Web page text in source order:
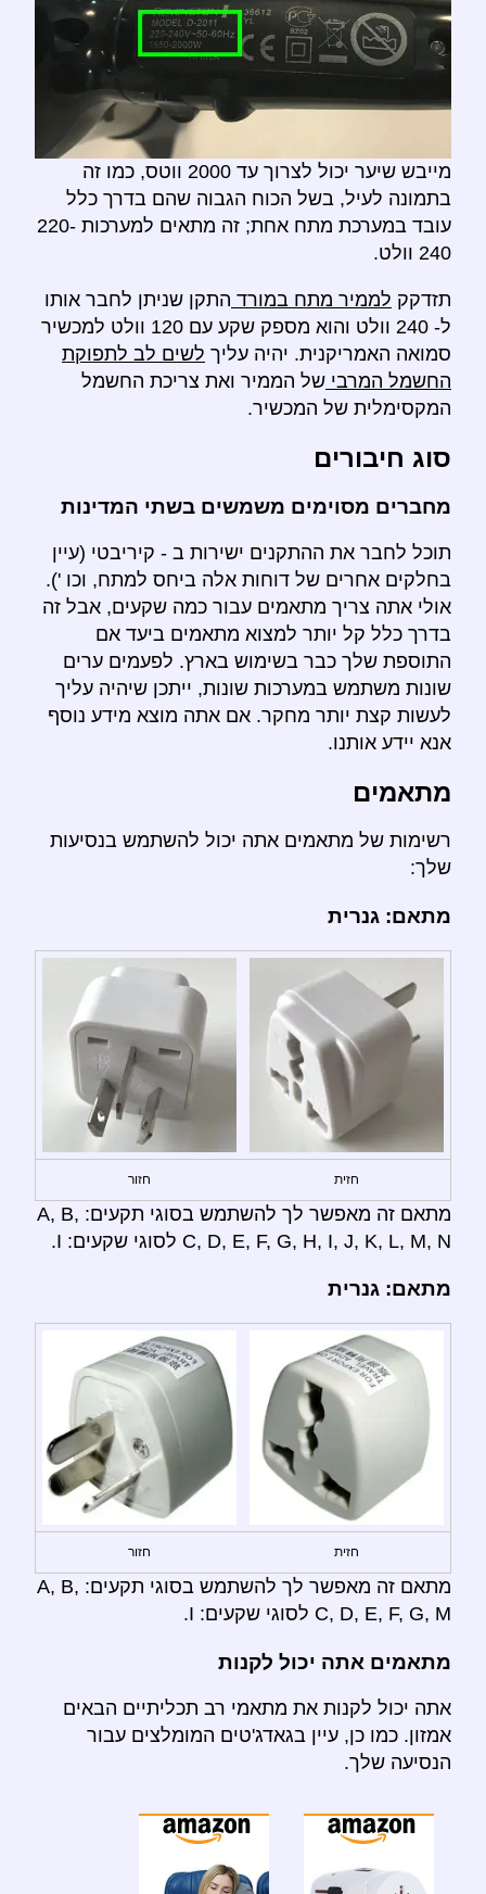
מייבש שיער יכול לצרוך עד 2000 ווטס, כמו זה
בתמונה לעיל, בשל הכוח הגבוה שהם בדרך כלל
עובד במערכת מתח אחת; זה מתאים למערכות 220-
240 וולט.
תזדקק לממיר מתח במורד התקן שניתן לחבר אותו
ל- 240 וולט והוא מספק שקע עם 120 וולט למכשיר
סמואה האמריקנית. יהיה עליך לשים לב לתפוקת
החשמל המרבי של הממיר ואת צריכת החשמל
המקסימלית של המכשיר.
סוג חיבורים
מחברים מסוימים משמשים בשתי המדינות
תוכל לחבר את ההתקנים ישירות ב - קיריבטי (עיין
בחלקים אחרים של דוחות אלה ביחס למתח, וכו ').
אולי אתה צריך מתאמים עבור כמה שקעים, אבל זה
בדרך כלל קל יותר למצוא מתאמים ביעד אם
התוספת שלך כבר בשימוש בארץ. לפעמים ערים
שונות משתמש במערכות שונות, ייתכן שיהיה עליך
לעשות קצת יותר מחקר. אם אתה מוצא מידע נוסף
אנא יידע אותנו.
מתאמים
רשימות של מתאמים אתה יכול להשתמש בנסיעות
שלך:
מתאם: גנרית
חזית חזור
מתאם זה מאפשר לך להשתמש בסוגי תקעים: A, B,
C, D, E, F, G, H, I, J, K, L, M, N לסוגי שקעים: I.
מתאם: גנרית
חזית חזור
מתאם זה מאפשר לך להשתמש בסוגי תקעים: A, B,
C, D, E, F, G, M לסוגי שקעים: I.
מתאמים אתה יכול לקנות
אתה יכול לקנות את מתאמי רב תכליתיים הבאים
אמזון. כמו כן, עיין בגאדג'טים המומלצים עבור
הנסיעה שלך.